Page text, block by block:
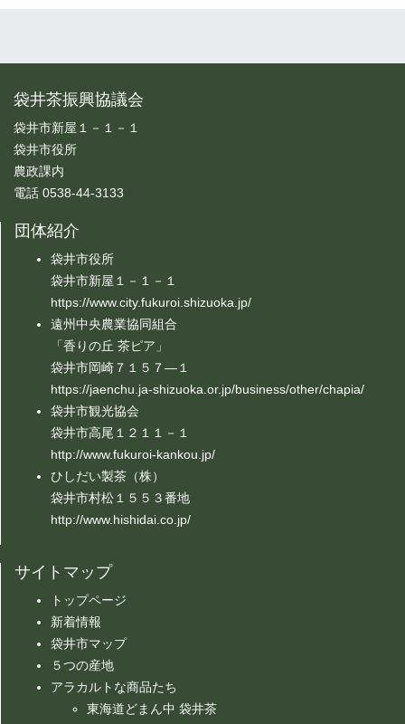
袋井茶振興協議会
袋井市新屋１－１－１
袋井市役所
農政課内
電話 0538-44-3133
団体紹介
袋井市役所
袋井市新屋１－１－１
https://www.city.fukuroi.shizuoka.jp/
遠州中央農業協同組合
「香りの丘 茶ピア」
袋井市岡崎７１５７―１
https://jaenchu.ja-shizuoka.or.jp/business/other/chapia/
袋井市観光協会
袋井市高尾１２１１－１
http://www.fukuroi-kankou.jp/
ひしだい製茶（株）
袋井市村松１５５３番地
http://www.hishidai.co.jp/
サイトマップ
トップページ
新着情報
袋井市マップ
５つの産地
アラカルトな商品たち
東海道どまん中 袋井茶